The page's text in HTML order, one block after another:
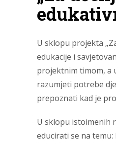
U sklopu projekta
edukacije i
projektnim timom, a
razumjeti potrebe
prepoznati kad je
U sklopu istoimenih
educirati se na